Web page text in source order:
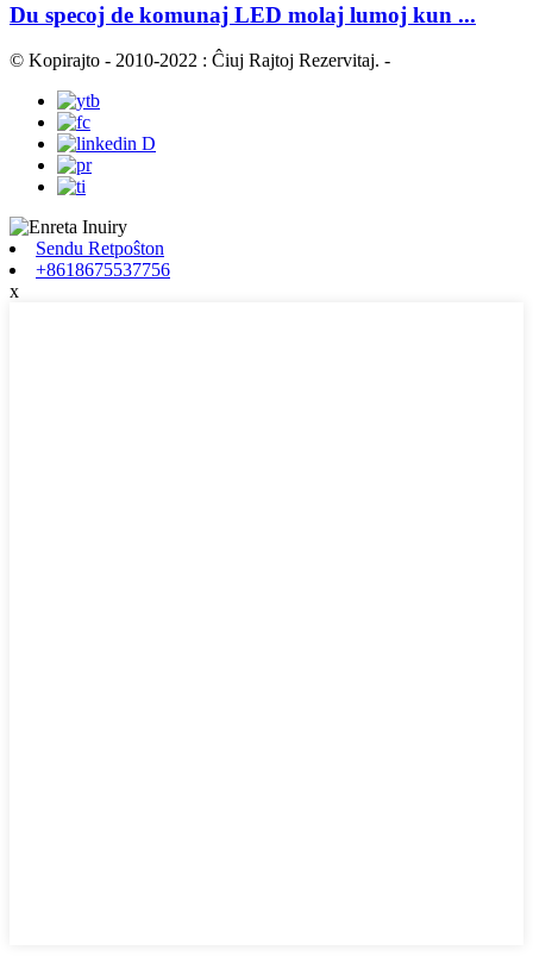
Du specoj de komunaj LED molaj lumoj kun ...
© Kopirajto - 2010-2022 : Ĉiuj Rajtoj Rezervitaj. -
Sendu Retpoŝton
+8618675537756
x